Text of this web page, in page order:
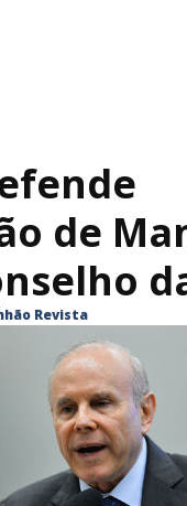
de
Revista